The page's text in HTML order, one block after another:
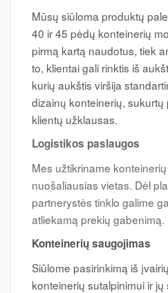
Mūsų siūloma produktų
40 ir 45 pėdų konteinerių
pirmą kartą naudotus, tiek
to, klientai gali rinktis iš
kurių aukštis viršija
dizainų konteinerių,
klientų užklausas.
Logistikos paslaugos
Mes užtikriname
nuošaliausias vietas. Dėl
partnerystės tinklo galime
atliekamą prekių gabenimą.
Konteinerių saugojimas
Siūlome pasirinkimą iš
konteinerių sutalpinimui ir jų